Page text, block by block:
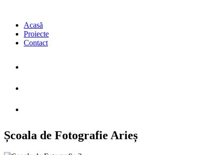
Acasă
Proiecte
Contact
Școala de Fotografie Arieș